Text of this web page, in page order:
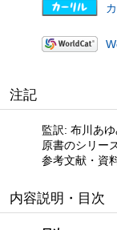
注記
監訳: 布川あ
原書のシリー
参考文献・資
内容説明・目次